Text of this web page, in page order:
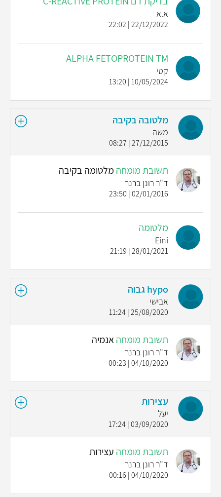
א.א
22/12/2022 | 22:02
ALPHA FETOPROTEIN TM
קטי
10/05/2024 | 13:20
מלטובה בקיבה
משה
27/12/2015 | 08:27
תשובת מומחה מלטומה בקיבה
ד"ר רונן ברנר
02/01/2016 | 23:50
מלטומה
Eini
28/01/2021 | 21:19
hypo גבוה
אבישי
25/08/2020 | 11:24
תשובת מומחהאנמיה
ד"ר רונן ברנר
04/10/2020 | 00:23
עצירות
יעל
03/09/2020 | 17:24
תשובת מומחה עצירות
ד"ר רונן ברנר
04/10/2020 | 00:16